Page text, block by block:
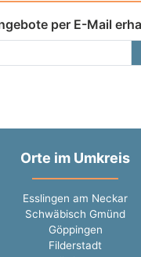
per E-Mail
Orte im Umkreis
Esslingen am Neckar
Schwäbisch Gmünd
Göppingen
Filderstadt